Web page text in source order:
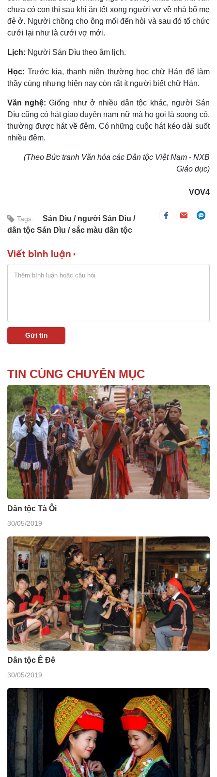
chưa có con thì sau khi ăn tết xong người vợ về nhà bố mẹ
đẻ ở. Người chồng cho ông mối đến hỏi và sau đó tổ chức
cưới lại như là cưới vợ mới.
Lịch: Người Sán Dìu theo âm lịch.
Học:Trước kia, thanh niên thường học chữ Hán để làm
thầy cúng nhưng hiện nay còn rất ít người biết chữ Hán.
Văn nghệ: Giống như ở nhiều dân tộc khác, người Sán
Dìu cũng có hát giao duyên nam nữ mà họ gọi là soọng cô,
thường được hát về đêm. Có những cuộc hát kéo dài suốt
nhiều đêm.
(Theo Bức tranh Văn hóa các Dân tộc Việt Nam - NXB
Giáo dục)
VOV4
Tags: Sán Dìu
người Sán Dìu
dân tộc Sán Dìu
sắc màu dân tộc
Viết bình luận
TIN CÙNG CHUYÊN MỤC
Dân tộc Tà Ôi
30/05/2019
Dân tộc Ê Đê
30/05/2019